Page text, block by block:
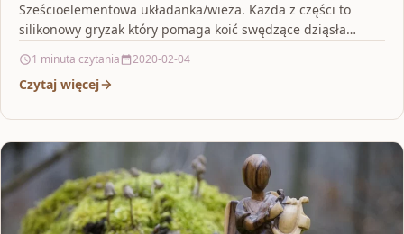
Sześcioelementowa układanka/wieża. Każda z części to
silikonowy gryzak który pomaga koić swędzące dziąsła
1 minuta czytania 2020-02-04
Czytaj więcej